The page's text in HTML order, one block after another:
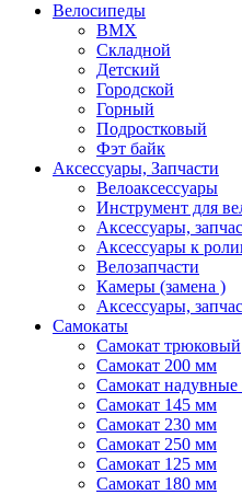
Велосипеды
BMX
Складной
Детский
Городской
Горный
Подростковый
Фэт байк
Аксессуары, Запчасти
Велоаксессуары
Инструмент для
Аксессуары,
Аксессуары к
Велозапчасти
Камеры (замена )
Аксессуары,
Самокаты
Самокат трюковый
Самокат 200 мм
Самокат надувные
Самокат 145 мм
Самокат 230 мм
Самокат 250 мм
Самокат 125 мм
Самокат 180 мм